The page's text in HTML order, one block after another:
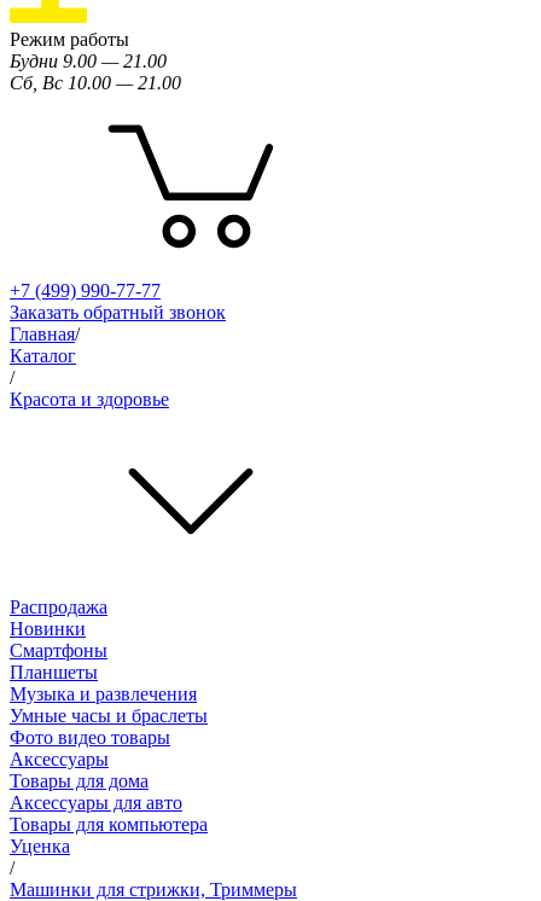
Режим работы
Будни 9.00 — 21.00
Сб, Вс 10.00 — 21.00
+7 (499) 990-77-77
Заказать обратный звонок
Главная/
Каталог
/
Красота и здоровье
Распродажа
Новинки
Смартфоны
Планшеты
Музыка и развлечения
Умные часы и браслеты
Фото видео товары
Аксессуары
Товары для дома
Аксессуары для авто
Товары для компьютера
Уценка
/
Машинки для стрижки, Триммеры